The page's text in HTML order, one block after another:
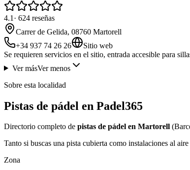
4.1 · 624 reseñas
Carrer de Gelida, 08760 Martorell
+34 937 74 26 26
Sitio web
Se requieren servicios en el sitio, entrada accesible para
Ver másVer menos
Sobre esta localidad
Pistas de pádel en Padel365
Directorio completo de pistas de pádel en Martorell
Tanto si buscas una pista cubierta como instalaciones al
Zona